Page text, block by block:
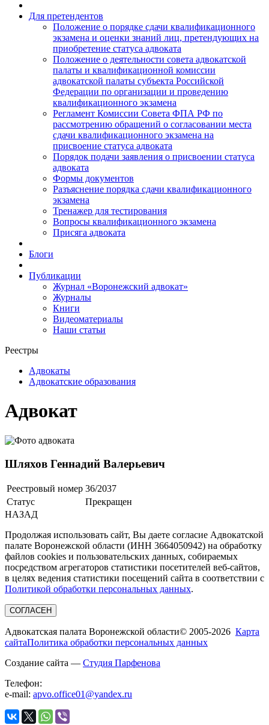
Для претендентов
Положение о порядке сдачи квалификационного
экзамена и оценки знаний лиц, претендующих на
приобретение статуса адвоката
Положение о деятельности совета адвокатской
палаты и квалификационной комиссии
адвокатской палаты субъекта Российской
Федерации по организации и проведению
квалификационного экзамена
Регламент Комиссии Совета ФПА РФ по
рассмотрению обращений о согласовании места
сдачи квалификационного экзамена на
присвоение статуса адвоката
Порядок подачи заявления о присвоении статуса
адвоката
Формы документов
Разъяснение порядка сдачи квалификационного
экзамена
Тренажер для тестирования
Вопросы квалификационного экзамена
Присяга адвоката
Блоги
Публикации
Журнал «Воронежский адвокат»
Журналы
Книги
Видеоматериалы
Наши статьи
Реестры
Адвокаты
Адвокатские образования
Адвокат
Шляхов Геннадий Валерьевич
Реестровый номер 36/2037
Статус
Прекращен
НАЗАД
Продолжая использовать сайт, Вы даете согласие Адвокатской
палате Воронежской области (ИНН 3664050942) на обработку
файлов cookies и пользовательских данных, собираемых
посредством агрегаторов статистики посетителей веб-сайтов,
в целях ведения статистики посещений сайта в соответствии с
Политикой обработки персональных данных.
СОГЛАСЕН
Адвокатская палата Воронежской области© 2005-2026 Карта
сайтаПолитика обработки персональных данных
Создание сайта — Студия Парфенова
Телефон:
e-mail: apvo.office01@yandex.ru